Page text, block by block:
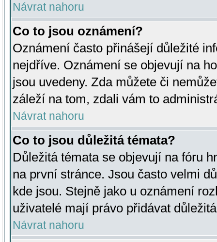
Návrat nahoru
Co to jsou oznámení?
Oznámení často přinášejí důležité
nejdříve. Oznámení se objevují na
jsou uvedeny. Zda můžete či
záleží na tom, zdali vám to
Návrat nahoru
Co to jsou důležitá témata?
Důležitá témata se objevují na fóru
na první stránce. Jsou často velmi
kde jsou. Stejně jako u oznámení
uživatelé mají právo přidávat
Návrat nahoru